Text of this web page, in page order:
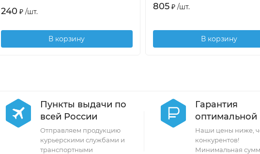
240 ₽ /шт.
В корзину
805 ₽ /шт.
В корзину
Пункты выдачи по
всей России
Отправляем продукцию
курьерскими службами и
транспортными
Гарантия
оптимальной
Наши цены ниже,
конкурентов!
Минимальная